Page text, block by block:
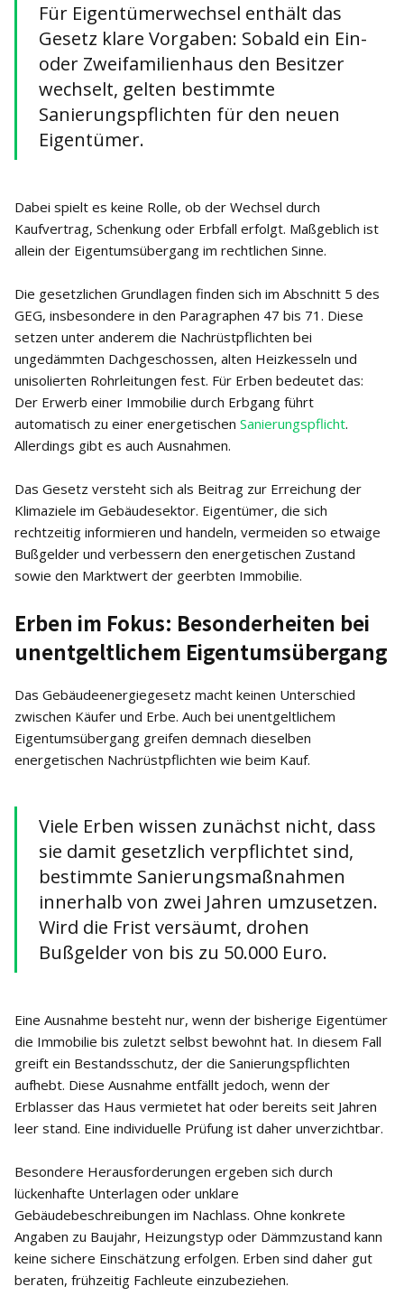
Für Eigentümerwechsel enthält das
Gesetz klare Vorgaben: Sobald ein Ein-
oder Zweifamilienhaus den Besitzer
wechselt, gelten bestimmte
Sanierungspflichten für den neuen
Eigentümer.
Dabei spielt es keine Rolle, ob der Wechsel durch
Kaufvertrag, Schenkung oder Erbfall erfolgt. Maßgeblich ist
allein der Eigentumsübergang im rechtlichen Sinne.
Die gesetzlichen Grundlagen finden sich im Abschnitt 5 des
GEG, insbesondere in den Paragraphen 47 bis 71. Diese
setzen unter anderem die Nachrüstpflichten bei
ungedämmten Dachgeschossen, alten Heizkesseln und
unisolierten Rohrleitungen fest. Für Erben bedeutet das:
Der Erwerb einer Immobilie durch Erbgang führt
automatisch zu einer energetischen Sanierungspflicht.
Allerdings gibt es auch Ausnahmen.
Das Gesetz versteht sich als Beitrag zur Erreichung der
Klimaziele im Gebäudesektor. Eigentümer, die sich
rechtzeitig informieren und handeln, vermeiden so etwaige
Bußgelder und verbessern den energetischen Zustand
sowie den Marktwert der geerbten Immobilie.
Erben im Fokus: Besonderheiten bei
unentgeltlichem Eigentumsübergang
Das Gebäudeenergiegesetz macht keinen Unterschied
zwischen Käufer und Erbe. Auch bei unentgeltlichem
Eigentumsübergang greifen demnach dieselben
energetischen Nachrüstpflichten wie beim Kauf.
Viele Erben wissen zunächst nicht, dass
sie damit gesetzlich verpflichtet sind,
bestimmte Sanierungsmaßnahmen
innerhalb von zwei Jahren umzusetzen.
Wird die Frist versäumt, drohen
Bußgelder von bis zu 50.000 Euro.
Eine Ausnahme besteht nur, wenn der bisherige Eigentümer
die Immobilie bis zuletzt selbst bewohnt hat. In diesem Fall
greift ein Bestandsschutz, der die Sanierungspflichten
aufhebt. Diese Ausnahme entfällt jedoch, wenn der
Erblasser das Haus vermietet hat oder bereits seit Jahren
leer stand. Eine individuelle Prüfung ist daher unverzichtbar.
Besondere Herausforderungen ergeben sich durch
lückenhafte Unterlagen oder unklare
Gebäudebeschreibungen im Nachlass. Ohne konkrete
Angaben zu Baujahr, Heizungstyp oder Dämmzustand kann
keine sichere Einschätzung erfolgen. Erben sind daher gut
beraten, frühzeitig Fachleute einzubeziehen.